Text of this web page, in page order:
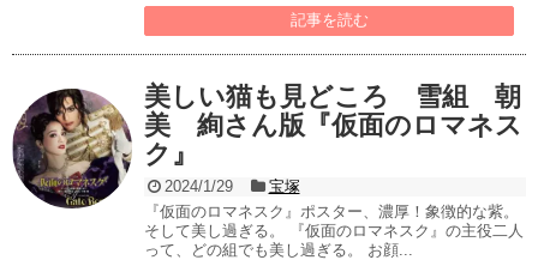
記事を読む
美しい猫も見どころ 雪組 朝
美 絢さん版『仮面のロマネス
ク』
2024/1/29
宝塚
『仮面のロマネスク』ポスター、濃厚！象徴的な紫。
そして美し過ぎる。 『仮面のロマネスク』の主役二人
って、どの組でも美し過ぎる。 お顔...